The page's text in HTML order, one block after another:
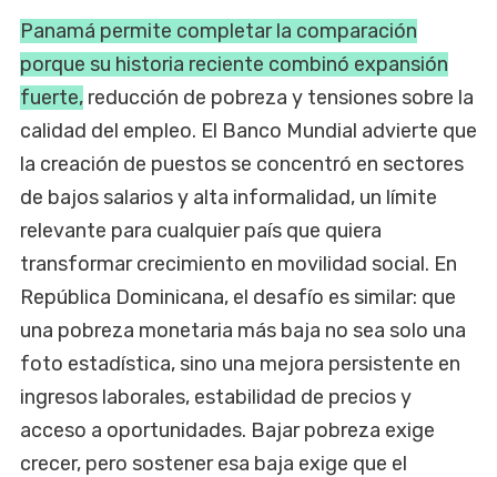
Panamá permite completar la comparación
porque su historia reciente combinó expansión
fuerte, reducción de pobreza y tensiones sobre la
calidad del empleo. El Banco Mundial advierte que
la creación de puestos se concentró en sectores
de bajos salarios y alta informalidad, un límite
relevante para cualquier país que quiera
transformar crecimiento en movilidad social. En
República Dominicana, el desafío es similar: que
una pobreza monetaria más baja no sea solo una
foto estadística, sino una mejora persistente en
ingresos laborales, estabilidad de precios y
acceso a oportunidades. Bajar pobreza exige
crecer, pero sostener esa baja exige que el